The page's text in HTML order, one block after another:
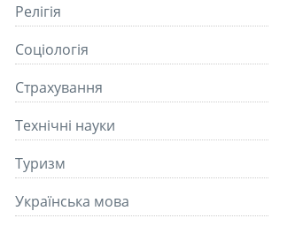
Релігія
Соціологія
Страхування
Технічні науки
Туризм
Українська мова